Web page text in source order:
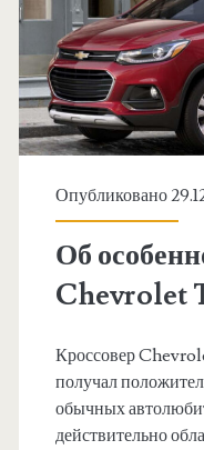
Опубликовано
Об
Chevrolet
Кроссовер
получал
обычных
действительно